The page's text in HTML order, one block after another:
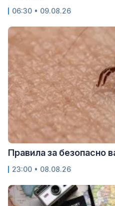
06:30 • 09.08.26
Правила за безопасно
23:00 • 08.08.26